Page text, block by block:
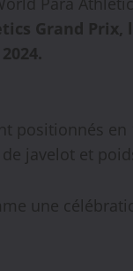
Grand
positionnés en
javelot et
une